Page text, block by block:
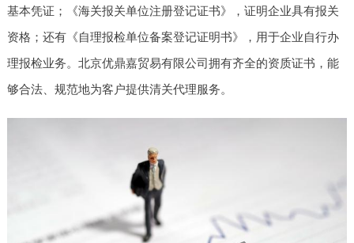
基本凭证；《海关报关单位注册登记证书》，证明企业具有报关
资格；还有《自理报检单位备案登记证明书》，用于企业自行办
理报检业务。北京优鼎嘉贸易有限公司拥有齐全的资质证书，能
够合法、规范地为客户提供清关代理服务。